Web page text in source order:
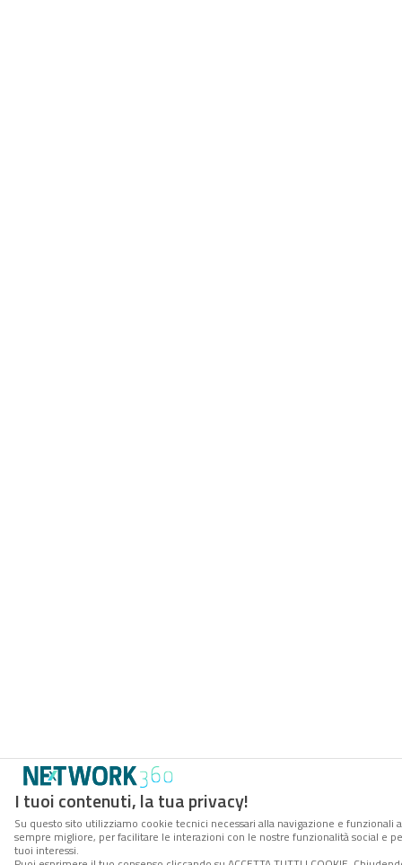
I tuoi contenuti, la tua privacy!
Su questo sito utilizziamo cookie tecnici necessari alla navigazione e
sempre migliore, per facilitare le interazioni con le nostre funzionalità social e
tuoi interessi.